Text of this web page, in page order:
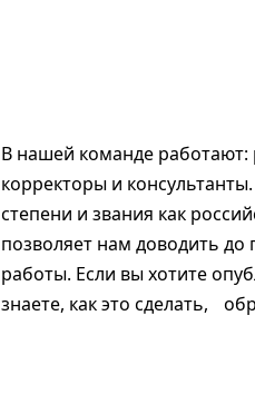
В нашей команде работают:
корректоры и
степени и звания как
позволяет нам доводить
работы. Если вы хотите
знаете, как это сделать,